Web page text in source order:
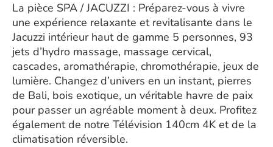
La pièce SPA / JACUZZI : Préparez-vous à vivre
une expérience relaxante et revitalisante dans le
Jacuzzi intérieur haut de gamme 5 personnes, 93
jets d’hydro massage, massage cervical,
cascades, aromathérapie, chromothérapie, jeux de
lumière. Changez d’univers en un instant, pierres
de Bali, bois exotique, un véritable havre de paix
pour passer un agréable moment à deux. Profitez
également de notre Télévision 140cm 4K et de la
climatisation réversible.